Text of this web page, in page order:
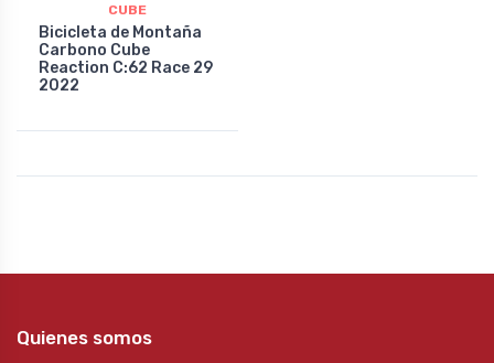
CUBE
Bicicleta de Montaña
Carbono Cube
Reaction C:62 Race 29
2022
Quienes somos